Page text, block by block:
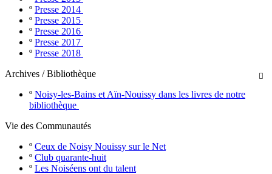
º Presse 2014
º Presse 2015
º Presse 2016
º Presse 2017
º Presse 2018

Archives / Bibliothèque
º Noisy-les-Bains et Aïn-Nouissy dans les livres de notre
bibliothèque
Vie des Communautés
º Ceux de Noisy Nouissy sur le Net
º Club quarante-huit
º Les Noiséens ont du talent